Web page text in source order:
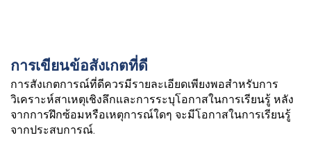
การเขียนข้อสังเกตที่ดี
การสังเกตการณ์ที่ดีควรมีรายละเอียดเพียงพอสำหรับการ
วิเคราะห์สาเหตุเชิงลึกและการระบุโอกาสในการเรียนรู้ หลัง
จากการฝึกซ้อมหรือเหตุการณ์ใดๆ จะมีโอกาสในการเรียนรู้
จากประสบการณ์.